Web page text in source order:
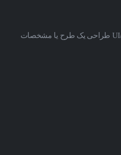
طراحی UI/UX، Art Direction، A طراحی یک طرح یا مشخصات